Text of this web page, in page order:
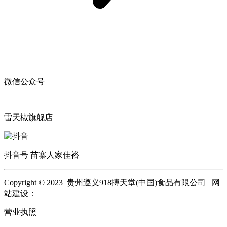
微信公众号
雷天椒旗舰店
抖音号 苗寨人家佳裕
Copyright © 2023 贵州遵义918搏天堂(中国)食品有限公司 网
站建设：
营业执照